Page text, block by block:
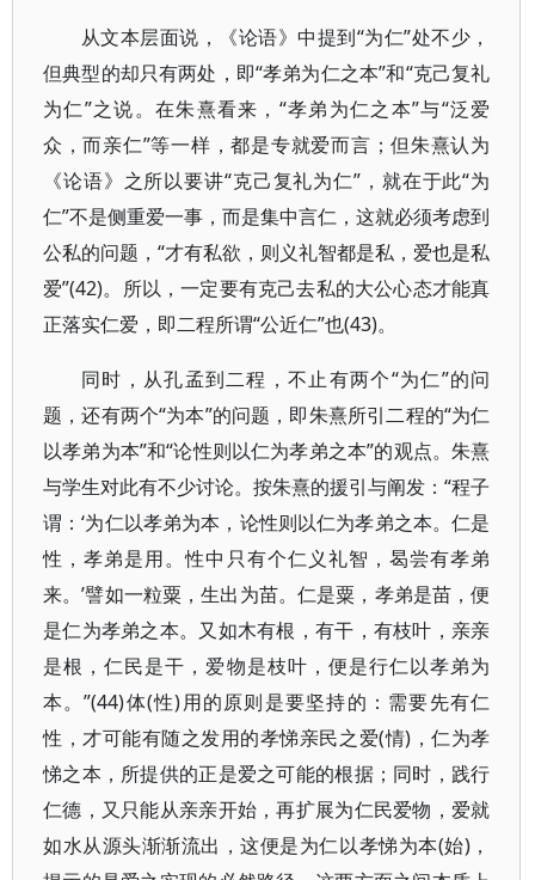
从文本层面说，《论语》中提到“为仁”处不少，
但典型的却只有两处，即“孝弟为仁之本”和“克己复礼
为仁”之说。在朱熹看来，“孝弟为仁之本”与“泛爱
众，而亲仁”等一样，都是专就爱而言；但朱熹认为
《论语》之所以要讲“克己复礼为仁”，就在于此“为
仁”不是侧重爱一事，而是集中言仁，这就必须考虑到
公私的问题，“才有私欲，则义礼智都是私，爱也是私
爱”(42)。所以，一定要有克己去私的大公心态才能真
正落实仁爱，即二程所谓“公近仁”也(43)。
同时，从孔孟到二程，不止有两个“为仁”的问
题，还有两个“为本”的问题，即朱熹所引二程的“为仁
以孝弟为本”和“论性则以仁为孝弟之本”的观点。朱熹
与学生对此有不少讨论。按朱熹的援引与阐发：“程子
谓：‘为仁以孝弟为本，论性则以仁为孝弟之本。仁是
性，孝弟是用。性中只有个仁义礼智，曷尝有孝弟
来。’譬如一粒粟，生出为苗。仁是粟，孝弟是苗，便
是仁为孝弟之本。又如木有根，有干，有枝叶，亲亲
是根，仁民是干，爱物是枝叶，便是行仁以孝弟为
本。”(44)体(性)用的原则是要坚持的：需要先有仁
性，才可能有随之发用的孝悌亲民之爱(情)，仁为孝
悌之本，所提供的正是爱之可能的根据；同时，践行
仁德，又只能从亲亲开始，再扩展为仁民爱物，爱就
如水从源头渐渐流出，这便是为仁以孝悌为本(始)，